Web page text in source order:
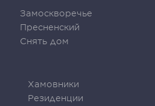
Замоскворечье
Пресненский
Снять дом
Хамовники
Резиденции